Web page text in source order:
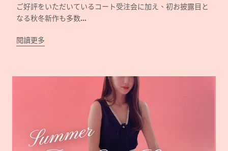
ご好評をいただいているコート受注会に加え、初お披露目と
なる秋冬新作も多数...
閱讀更多